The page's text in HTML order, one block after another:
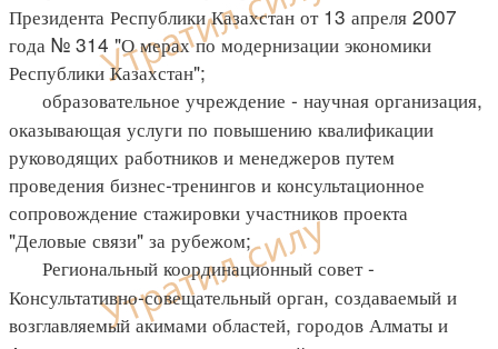
Президента Республики Казахстан от 13 апреля 2007
года № 314 "О мерах по модернизации экономики
Республики Казахстан";
образовательное учреждение - научная организация,
оказывающая услуги по повышению квалификации
руководящих работников и менеджеров путем
проведения бизнес-тренингов и консультационное
сопровождение стажировки участников проекта
"Деловые связи" за рубежом;
Региональный координационный совет -
Консультативно-совещательный орган, создаваемый и
возглавляемый акимами областей, городов Алматы и